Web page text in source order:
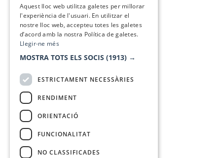
Aquest lloc web utilitza galetes per millorar
l'experiència de l'usuari. En utilitzar el
nostre lloc web, accepteu totes les galetes
d’acord amb la nostra Política de galetes.
Llegir-ne més
MOSTRA TOTS ELS SOCIS (1913) →
ESTRICTAMENT NECESSÀRIES
RENDIMENT
ORIENTACIÓ
FUNCIONALITAT
NO CLASSIFICADES